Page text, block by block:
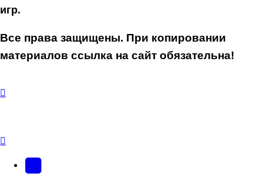
игр.
Все права защищены. При копировании
материалов ссылка на сайт обязательна!